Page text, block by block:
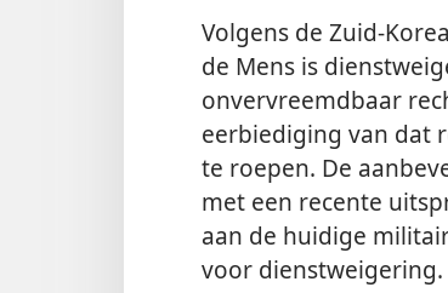
Volgens de Zuid-
de Mens is
onvervreemdbaar
eerbiediging van dat
te roepen. De
met een recente
aan de huidige
voor